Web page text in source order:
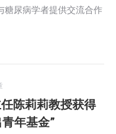
糖尿病学者提供交流合作
陈莉莉教授获得
年基金”